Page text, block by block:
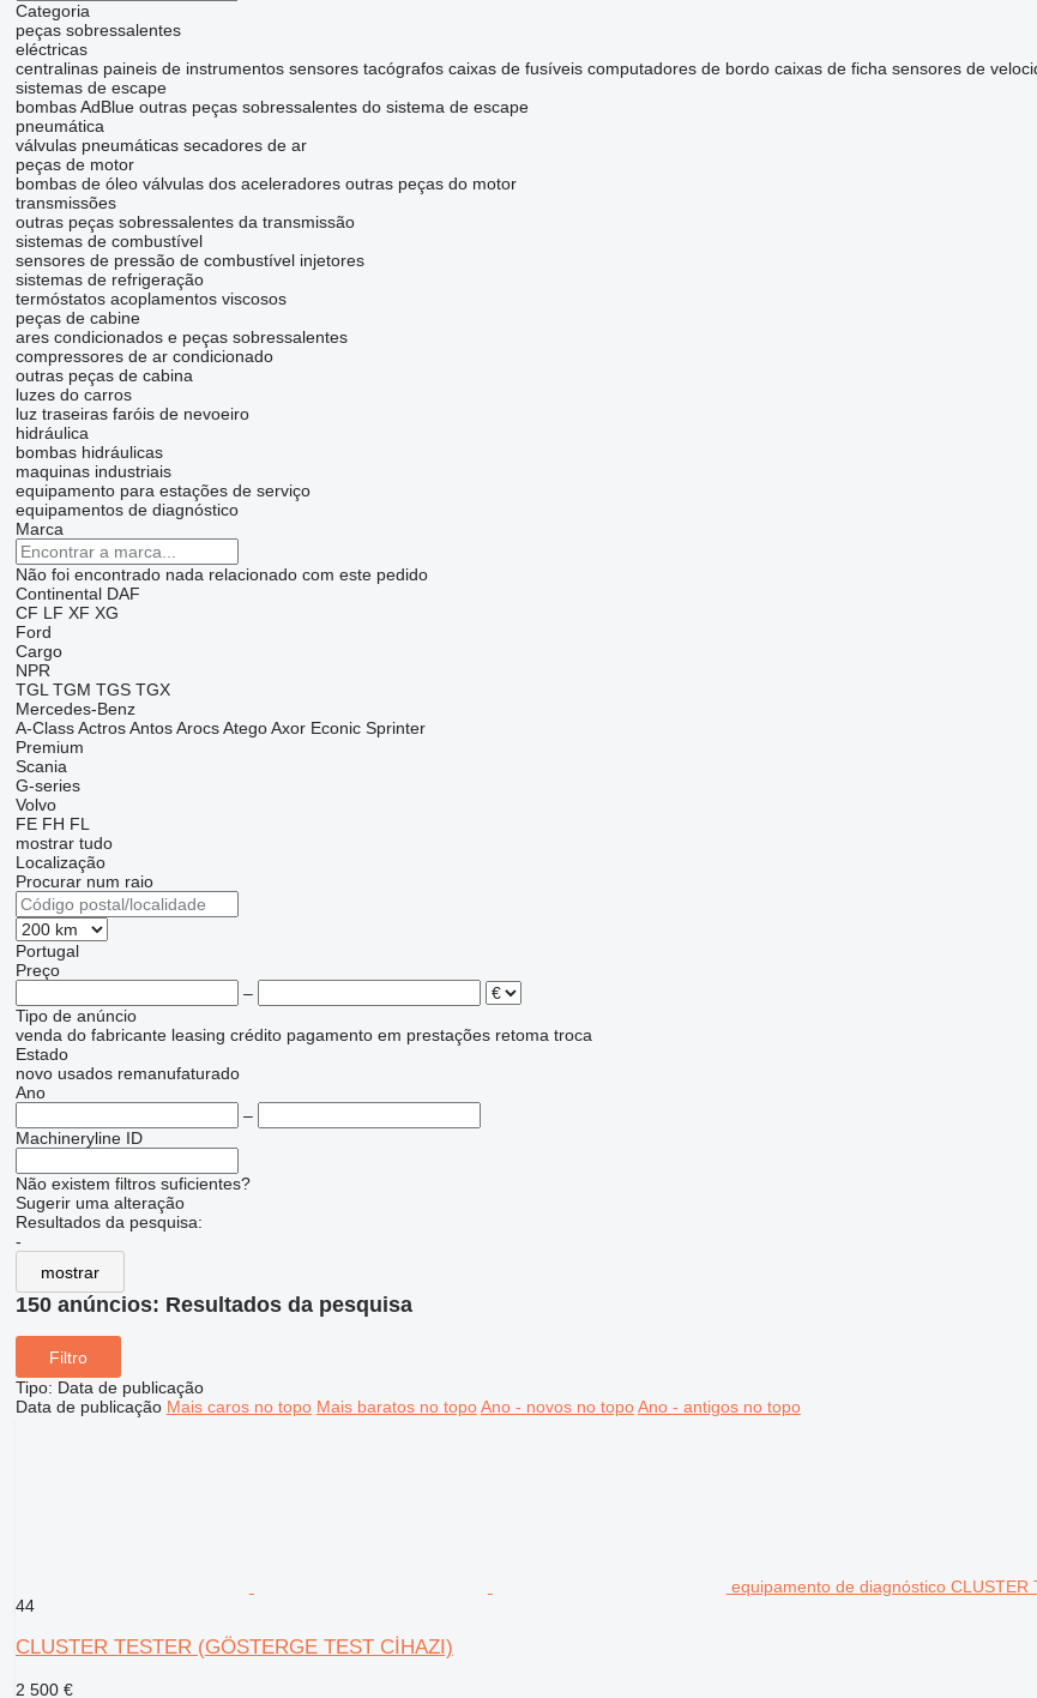
Categoria
peças sobressalentes
eléctricas
centralinas paineis de instrumentos sensores tacógrafos caixas de fusíveis computadores de bordo caixas de ficha sensores de
sistemas de escape
bombas AdBlue outras peças sobressalentes do sistema de escape
pneumática
válvulas pneumáticas secadores de ar
peças de motor
bombas de óleo válvulas dos aceleradores outras peças do motor
transmissões
outras peças sobressalentes da transmissão
sistemas de combustível
sensores de pressão de combustível injetores
sistemas de refrigeração
termóstatos acoplamentos viscosos
peças de cabine
ares condicionados e peças sobressalentes
compressores de ar condicionado
outras peças de cabina
luzes do carros
luz traseiras faróis de nevoeiro
hidráulica
bombas hidráulicas
maquinas industriais
equipamento para estações de serviço
equipamentos de diagnóstico
Marca
Não foi encontrado nada relacionado com este pedido
Continental DAF
CF LF XF XG
Ford
Cargo
NPR
TGL TGM TGS TGX
Mercedes-Benz
A-Class Actros Antos Arocs Atego Axor Econic Sprinter
Premium
Scania
G-series
Volvo
FE FH FL
mostrar tudo
Localização
Procurar num raio
Portugal
Preço
–
Tipo de anúncio
venda do fabricante leasing crédito pagamento em prestações retoma troca
Estado
novo usados remanufaturado
Ano
–
Machineryline ID
Não existem filtros suficientes?
Sugerir uma alteração
Resultados da pesquisa:
-
mostrar
150 anúncios: Resultados da pesquisa
Filtro
Tipo: Data de publicação
Data de publicação Mais caros no topo Mais baratos no topo Ano - novos no topo Ano - antigos no topo
equipamento de diagnóstico
44
CLUSTER TESTER (GÖSTERGE TEST CİHAZI)
2 500 €